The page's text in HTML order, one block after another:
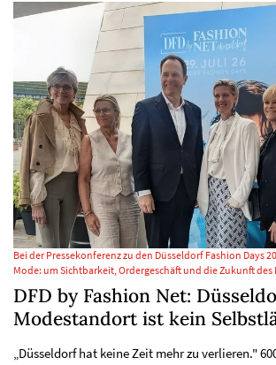
Bei der Pressekonferenz zu den Düsseldorf Fashion Days
Mode: um Sichtbarkeit, Ordergeschäft und die Zukunft
DFD by Fashion Net:
Modestandort ist kein
„Düsseldorf hat keine Zeit mehr zu verlieren."